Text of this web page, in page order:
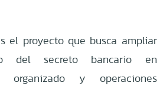
el proyecto que busca ampliar
del secreto bancario en
organizado y operaciones